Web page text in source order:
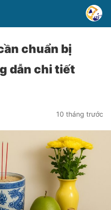
chuẩn bị
dẫn chi tiết
10 tháng trước